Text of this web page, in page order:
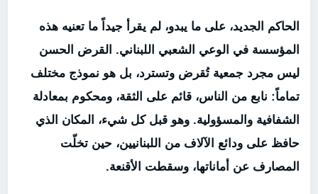
الحاكم الجديد، على ما يبدو، لم يقرأ جيداً ما تعنيه هذه
المؤسسة في الوعي الشعبي اللبناني. القرض الحسن
ليس مجرد جمعية تُقرض وتسترد، بل هو نموذج مختلف
تماماً: نابع من الناس، قائم على الثقة، ومحكوم بمعادلة
الشفافية والمسؤولية. وهو قبل كل شيء، المكان الذي
حافظ على ودائع الآلاف من اللبنانيين، حين تخلّت
المصارف عن أماناتها، وسقطت الأقنعة.